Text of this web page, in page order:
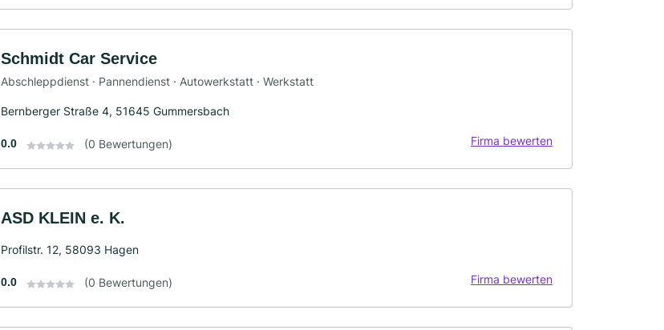
Schmidt Car Service
Abschleppdienst · Pannendienst · Autowerkstatt · Werkstatt
Bernberger Straße 4, 51645 Gummersbach
0.0 (0 Bewertungen) Firma bewerten
ASD KLEIN e. K.
Profilstr. 12, 58093 Hagen
0.0 (0 Bewertungen) Firma bewerten